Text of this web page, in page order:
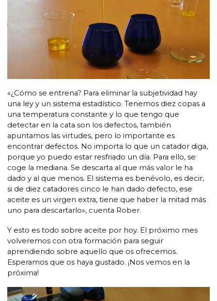
«¿Cómo se entrena? Para eliminar la subjetividad hay
una ley y un sistema estadístico. Tenemos diez copas a
una temperatura constante y lo que tengo que
detectar en la cata son los defectos, también
apuntamos las virtudes, pero lo importante es
encontrar defectos. No importa lo que un catador diga,
porque yo puedo estar resfriado un día. Para ello, se
coge la mediana. Se descarta al que más valor le ha
dado y al que menos. El sistema es benévolo, es decir,
si de diez catadores cinco le han dado defecto, ese
aceite es un virgen extra, tiene que haber la mitad más
uno para descartarlo», cuenta Rober.
Y esto es todo sobre aceite por hoy. El próximo mes
volveremos con otra formación para seguir
aprendiendo sobre aquello que os ofrecemos.
Esperamos que os haya gustado. ¡Nos vemos en la
próxima!